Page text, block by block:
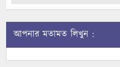
আপনার মতামত লিখুন :